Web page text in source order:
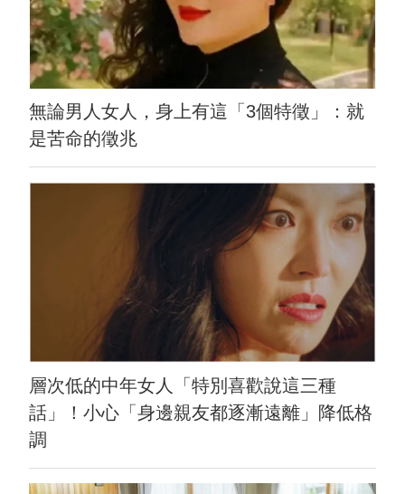
無論男人女人，身上有這「3個特徵」：就
是苦命的徵兆
層次低的中年女人「特別喜歡說這三種
話」！小心「身邊親友都逐漸遠離」降低格
調